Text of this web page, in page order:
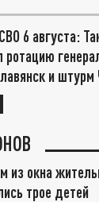
6 августа:
ротацию
и штурм
из окна
трое детей